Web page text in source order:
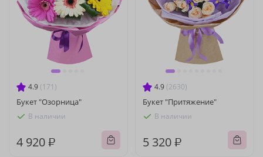
4.9 (171)
Букет "Озорница"
В наличии
4 920 ₽
4.9 (2630)
Букет "Притяжение"
В наличии
5 320 ₽